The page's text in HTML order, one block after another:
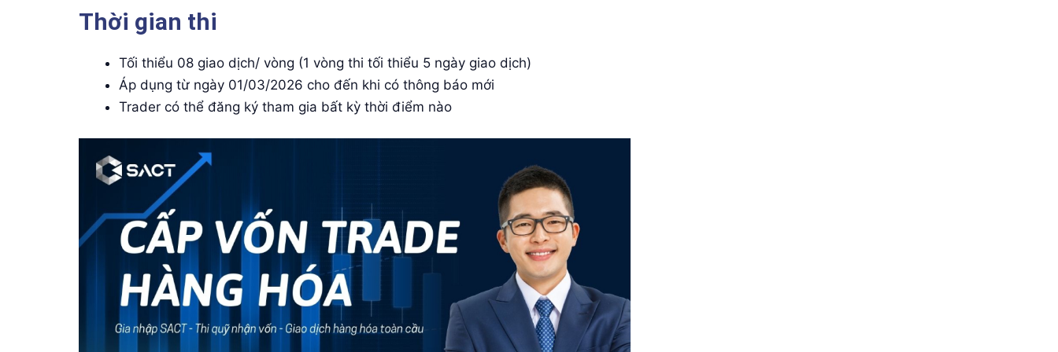
Thời gian thi
Tối thiểu 08 giao dịch/ vòng (1 vòng thi tối thiểu 5 ngày giao dịch)
Áp dụng từ ngày 01/03/2026 cho đến khi có thông báo mới
Trader có thể đăng ký tham gia bất kỳ thời điểm nào